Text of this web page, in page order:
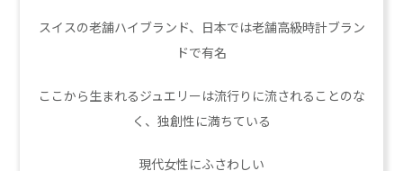
スイスの老舗ハイブランド、日本では老舗高級時計ブラン
ドで有名
ここから生まれるジュエリーは流行りに流されることのな
く、独創性に満ちている
現代女性にふさわしい